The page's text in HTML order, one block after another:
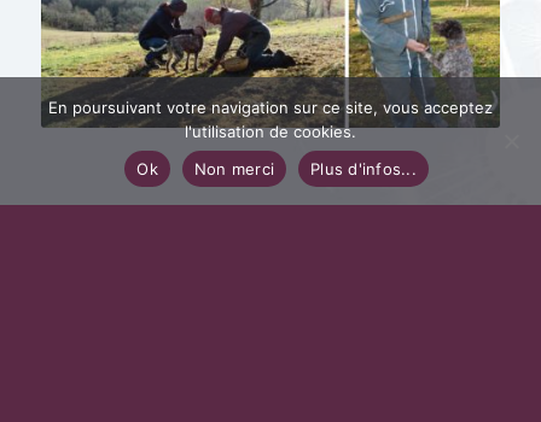
En poursuivant votre navigation sur ce site, vous acceptez
l'utilisation de cookies.
Ok
Non merci Plus d'infos...